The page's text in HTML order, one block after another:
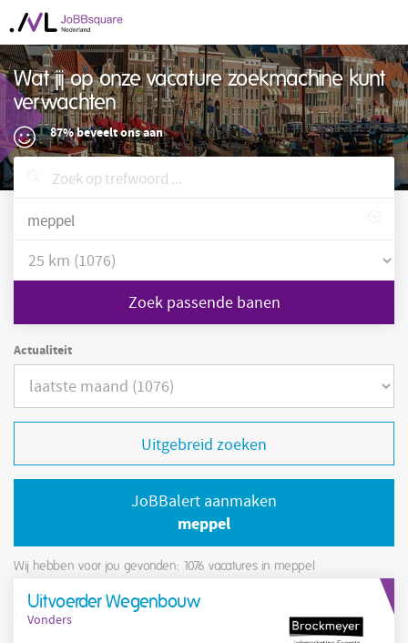
Wat jij op onze vacature zoekmachine kunt
verwachten
87% beveelt ons aan
Zoek passende banen
Actualiteit
Uitgebreid zoeken
JoBBalert aanmaken
meppel
Wij hebben voor jou gevonden: 1076 vacatures in meppel
Uitvoerder Wegenbouw
Vonders